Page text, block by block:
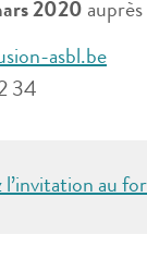
2020
asbl.be
34
l’invitation au